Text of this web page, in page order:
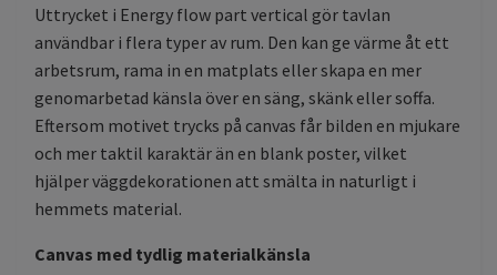
Uttrycket i Energy flow part vertical gör tavlan
användbar i flera typer av rum. Den kan ge värme åt ett
arbetsrum, rama in en matplats eller skapa en mer
genomarbetad känsla över en säng, skänk eller soffa.
Eftersom motivet trycks på canvas får bilden en mjukare
och mer taktil karaktär än en blank poster, vilket
hjälper väggdekorationen att smälta in naturligt i
hemmets material.
Canvas med tydlig materialkänsla